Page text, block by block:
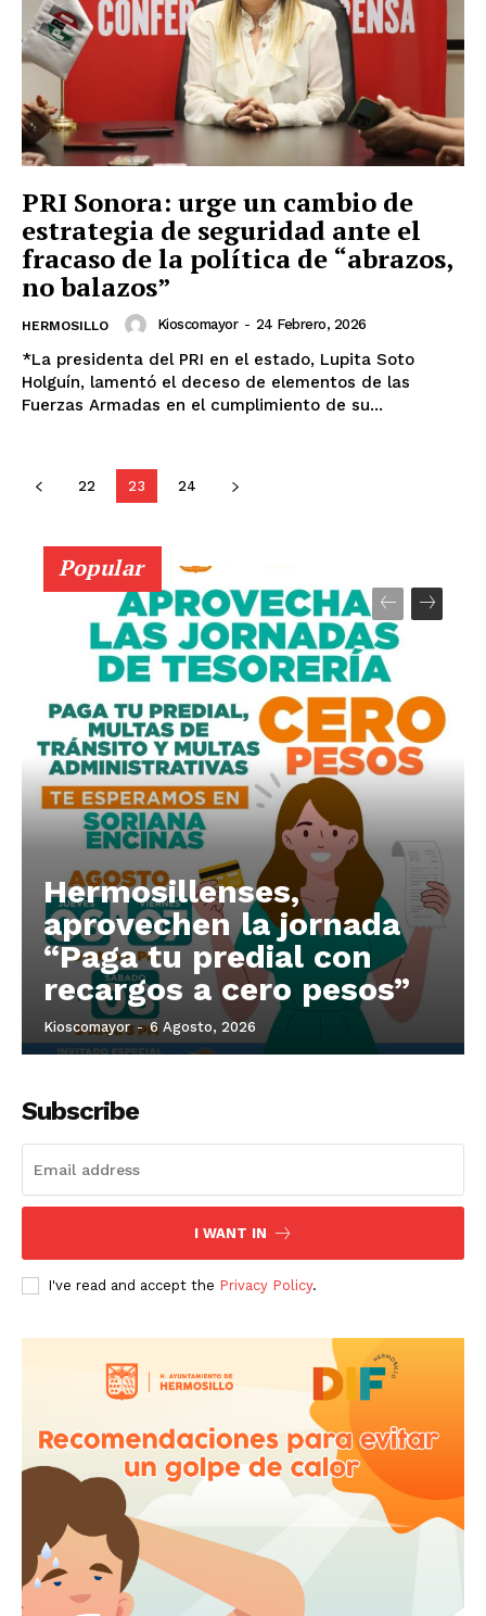
PRI Sonora: urge un cambio de
estrategia de seguridad ante el
fracaso de la política de “abrazos,
no balazos”
HERMOSILLO Kioscomayor - 24 Febrero, 2026
*La presidenta del PRI en el estado, Lupita Soto
Holguín, lamentó el deceso de elementos de las
Fuerzas Armadas en el cumplimiento de su...
22 23 24
Popular
Hermosillenses,
aprovechen la jornada
“Paga tu predial con
recargos a cero pesos”
Kioscomayor - 6 Agosto, 2026
Subscribe
I WANT IN
I've read and accept the Privacy Policy.